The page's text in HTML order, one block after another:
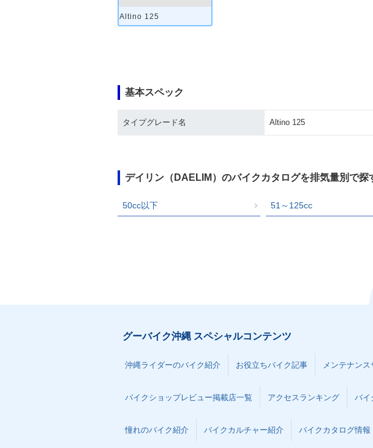
Altino 125
基本スペック
タイプグレード名 Altino 125
デイリン（DAELIM）のバイクカタログを排気量別で探
50cc以下 51～125cc
グーバイク沖縄 スペシャルコンテンツ
沖縄ライダーのバイク紹介 お役立ちバイク記事 メンテナン
バイクショップレビュー掲載店一覧 アクセスランキング バイ
憧れのバイク紹介 バイクカルチャー紹介 バイクカタログ情報